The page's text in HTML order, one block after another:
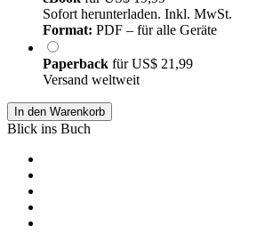
Sofort herunterladen. Inkl. MwSt.
Format: PDF – für alle Geräte
Paperback fürUS$ 21,99
Versand weltweit
In den Warenkorb
Blick ins Buch